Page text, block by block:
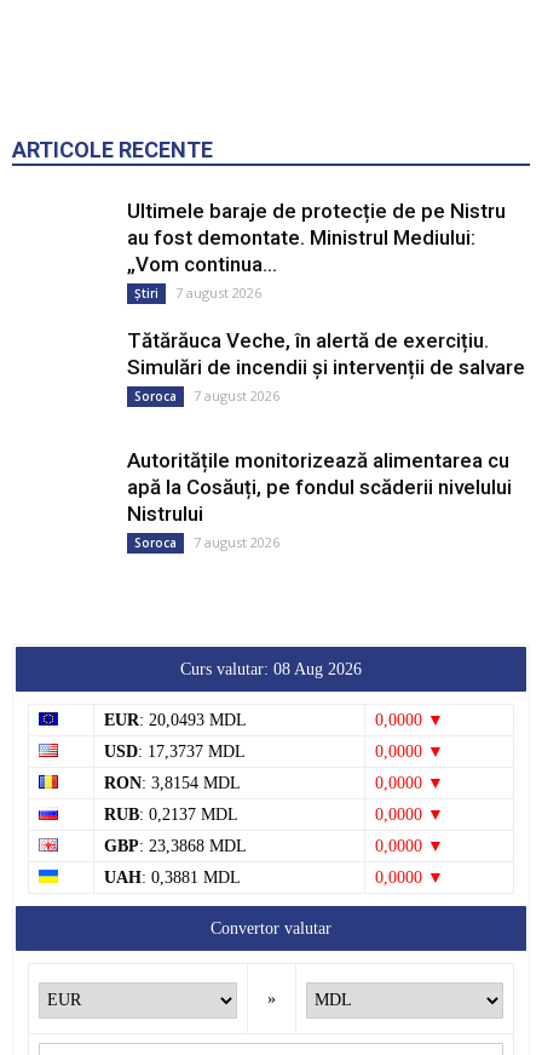
ARTICOLE RECENTE
Ultimele baraje de protecție de pe Nistru
au fost demontate. Ministrul Mediului:
„Vom continua...
Știri 7 august 2026
Tătărăuca Veche, în alertă de exercițiu.
Simulări de incendii și intervenții de salvare
Soroca 7 august 2026
Autoritățile monitorizează alimentarea cu
apă la Cosăuți, pe fondul scăderii nivelului
Nistrului
Soroca 7 august 2026
Curs valutar: 08 Aug 2026
EUR: 20,0493 MDL
0,0000 ▼
USD: 17,3737 MDL
0,0000 ▼
RON: 3,8154 MDL
0,0000 ▼
RUB: 0,2137 MDL
0,0000 ▼
GBP: 23,3868 MDL
0,0000 ▼
UAH: 0,3881 MDL 0,0000 ▼
Convertor valutar
»